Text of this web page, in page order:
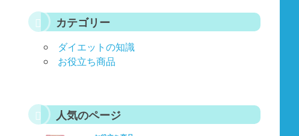
カテゴリー
ダイエットの知識
お役立ち商品
人気のページ